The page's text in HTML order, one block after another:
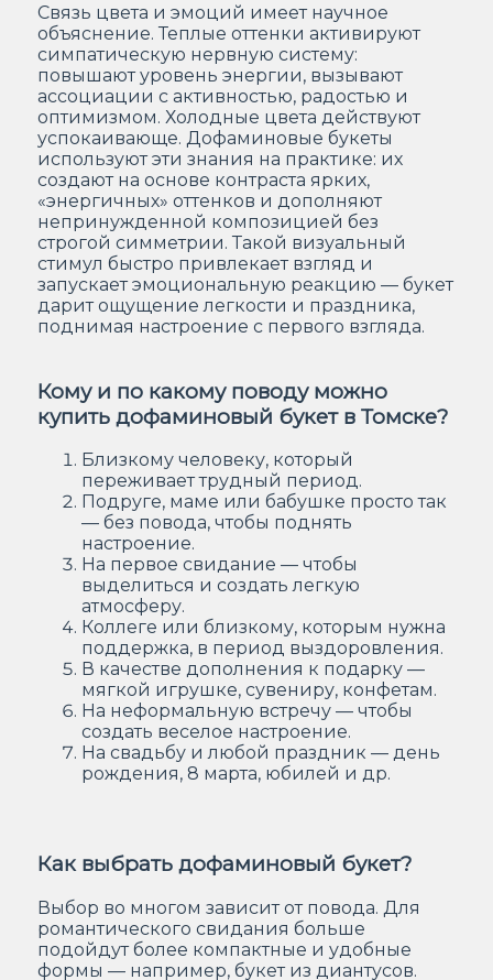
Связь цвета и эмоций имеет научное
объяснение. Теплые оттенки активируют
симпатическую нервную систему:
повышают уровень энергии, вызывают
ассоциации с активностью, радостью и
оптимизмом. Холодные цвета действуют
успокаивающе. Дофаминовые букеты
используют эти знания на практике: их
создают на основе контраста ярких,
«энергичных» оттенков и дополняют
непринужденной композицией без
строгой симметрии. Такой визуальный
стимул быстро привлекает взгляд и
запускает эмоциональную реакцию — букет
дарит ощущение легкости и праздника,
поднимая настроение с первого взгляда.
Кому и по какому поводу можно
купить дофаминовый букет в Томске?
Близкому человеку, который
переживает трудный период.
Подруге, маме или бабушке просто так
— без повода, чтобы поднять
настроение.
На первое свидание — чтобы
выделиться и создать легкую
атмосферу.
Коллеге или близкому, которым нужна
поддержка, в период выздоровления.
В качестве дополнения к подарку —
мягкой игрушке, сувениру, конфетам.
На неформальную встречу — чтобы
создать веселое настроение.
На свадьбу и любой праздник — день
рождения, 8 марта, юбилей и др.
Как выбрать дофаминовый букет?
Выбор во многом зависит от повода. Для
романтического свидания больше
подойдут более компактные и удобные
формы — например, букет из диантусов.